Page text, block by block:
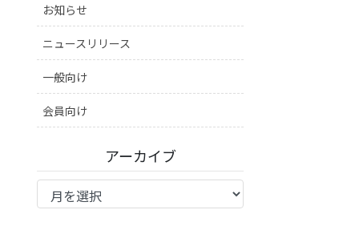
お知らせ
ニュースリリース
一般向け
会員向け
アーカイブ
ア